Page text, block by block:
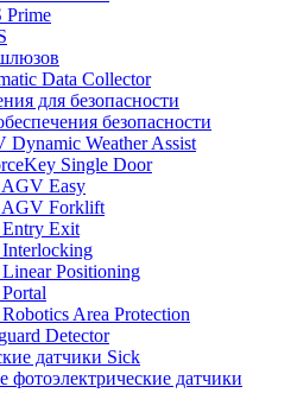
Prime
Data Collector
для безопасности
безопасности
Dynamic Weather Assist
Single Door
AGV Easy
AGV Forklift
Entry Exit
Interlocking
Linear Positioning
Robotics Area Protection
Detector
датчики Sick
фотоэлектрические датчики